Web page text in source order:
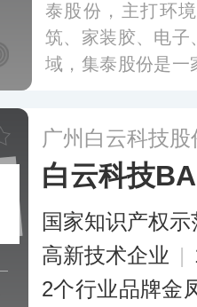
泰股份，主打环
筑、家装胶、电
域，集泰股份是一
验室，具备较强的
多
广州白云科技
白云科技
国家知识产权
高新技术企业 |
2个行业品牌金